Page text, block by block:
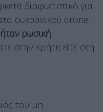
διαφωτιστικό για
ουκρανικού drone.
ρωσική
στην Κρήτη είτε στη
του μη